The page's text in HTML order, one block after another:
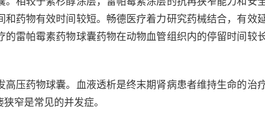
药物有效时间较短。畅德医疗着力研究药械结合，有效
雷帕霉素药物球囊药物在动物血管组织内的停留时间较
压药物球囊。血液透析是终末期肾病患者维持生命的治
窄是常见的并发症。